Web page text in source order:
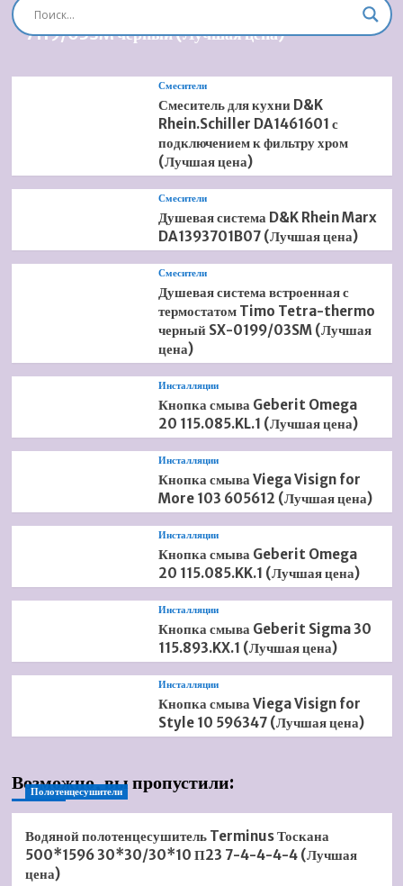
Душевая система встроенная Timo Briana SX-
7119/03SM черный (Лучшая цена)
Смесители
Смеситель для кухни D&K
Rhein.Schiller DA1461601 с
подключением к фильтру хром
(Лучшая цена)
Смесители
Душевая система D&K Rhein Marx
DA1393701B07 (Лучшая цена)
Смесители
Душевая система встроенная с
термостатом Timo Tetra-thermo
черный SX-0199/03SM (Лучшая
цена)
Инсталляции
Кнопка смыва Geberit Omega
20 115.085.KL.1 (Лучшая цена)
Инсталляции
Кнопка смыва Viega Visign for
More 103 605612 (Лучшая цена)
Инсталляции
Кнопка смыва Geberit Omega
20 115.085.KK.1 (Лучшая цена)
Инсталляции
Кнопка смыва Geberit Sigma 30
115.893.KX.1 (Лучшая цена)
Инсталляции
Кнопка смыва Viega Visign for
Style 10 596347 (Лучшая цена)
Возможно, вы пропустили:
Полотенцесушители
Водяной полотенцесушитель Terminus Тоскана
500*1596 30*30/30*10 П23 7-4-4-4-4 (Лучшая
цена)